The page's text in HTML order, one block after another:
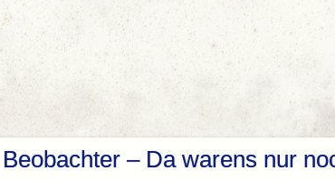
Beobachter – Da warens nur